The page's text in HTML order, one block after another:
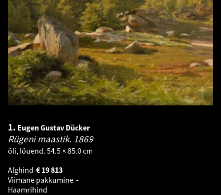
1. Eugen Gustav Dücker
Rügeni maastik. 1869
õli, lõuend. 54.5 × 85.0 cm
Alghind
19 813
€
Viimane pakkumine -
Haamrihind